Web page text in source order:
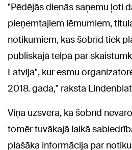
"Pēdējās dienās saņemu ļoti
pieņemtajiem lēmumiem,
notikumiem, kas šobrīd tiek
publiskajā telpā par
Latvija", kur esmu
2018. gada," raksta
Viņa uzsvēra, ka šobrīd
tomēr tuvākajā laikā
plašāka informācija par